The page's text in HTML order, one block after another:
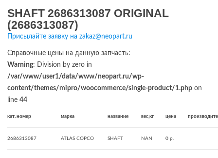
SHAFT 2686313087 ORIGINAL
(2686313087)
Присылайте заявку на zakaz@neopart.ru
Справочные цены на данную запчасть:
Warning: Division by zero in
/var/www/user1/data/www/neopart.ru/wp-
content/themes/mipro/woocommerce/single-product/1.php on
line 44
кат. номер марка название вес,кг цена
2686313087 ATLAS COPCO SHAFT NAN 0 р.